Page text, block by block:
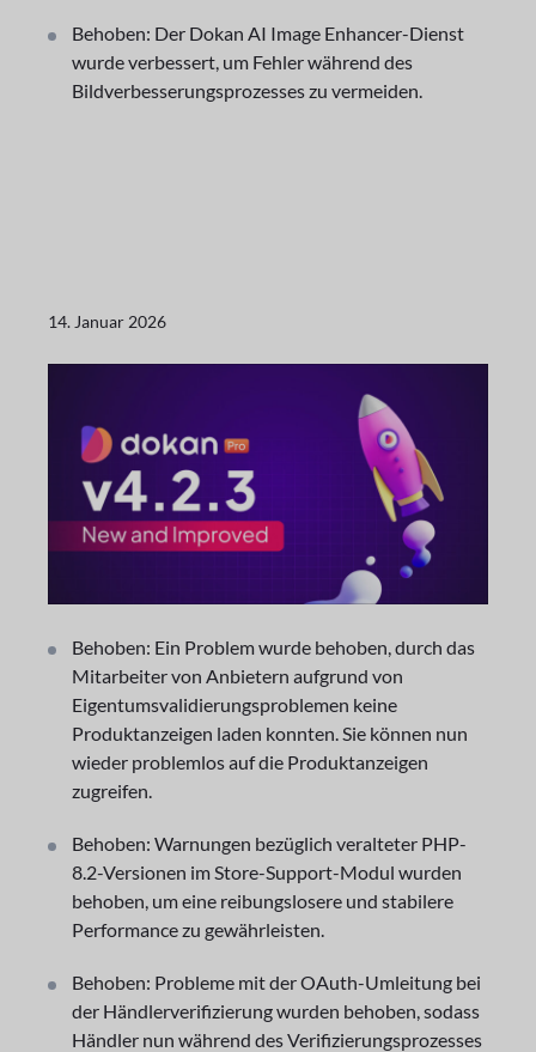
Behoben: Der Dokan AI Image Enhancer-Dienst
wurde verbessert, um Fehler während des
Bildverbesserungsprozesses zu vermeiden.
14. Januar 2026
Behoben: Ein Problem wurde behoben, durch das
Mitarbeiter von Anbietern aufgrund von
Eigentumsvalidierungsproblemen keine
Produktanzeigen laden konnten. Sie können nun
wieder problemlos auf die Produktanzeigen
zugreifen.
Behoben: Warnungen bezüglich veralteter PHP-
8.2-Versionen im Store-Support-Modul wurden
behoben, um eine reibungslosere und stabilere
Performance zu gewährleisten.
Behoben: Probleme mit der OAuth-Umleitung bei
der Händlerverifizierung wurden behoben, sodass
Händler nun während des Verifizierungsprozesses